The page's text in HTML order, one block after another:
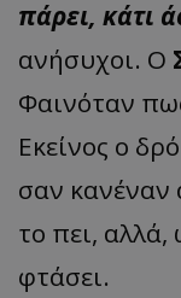
πάρει, κάτι
ανήσυχοι. Ο
Φαινόταν
Εκείνος ο
σαν
το πει,
φτάσει.